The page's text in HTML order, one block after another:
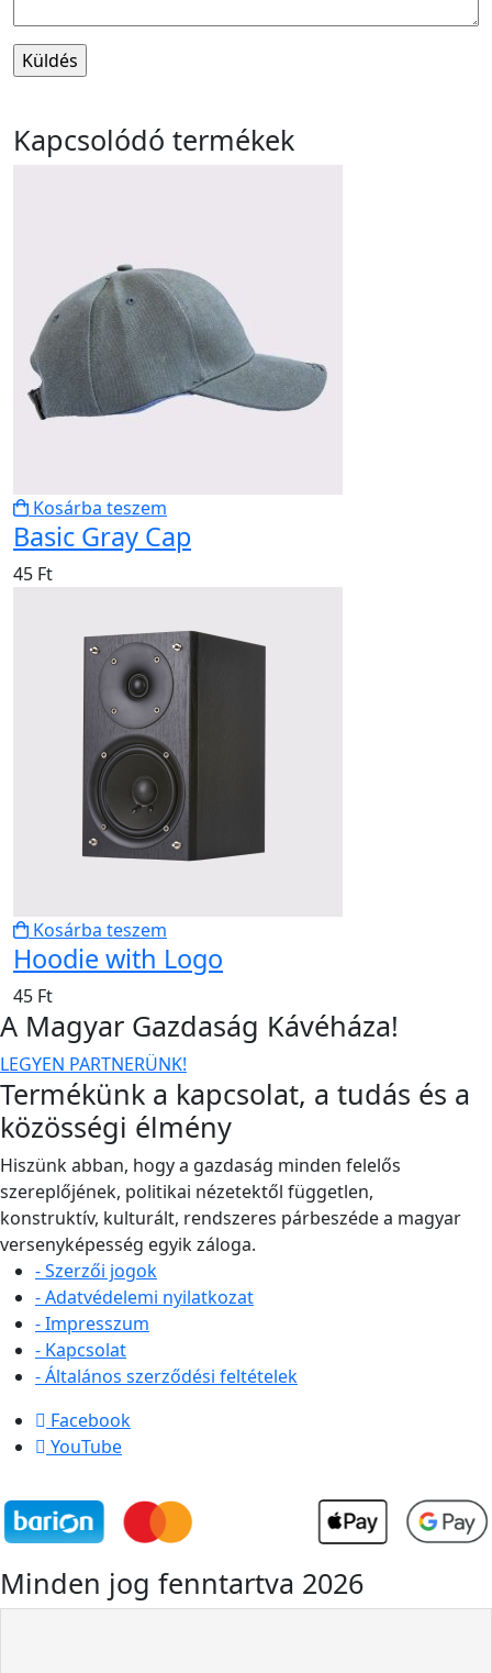
Kapcsolódó termékek
Kosárba teszem
Basic Gray Cap
45 Ft
Kosárba teszem
Hoodie with Logo
45 Ft
A Magyar Gazdaság Kávéháza!
LEGYEN PARTNERÜNK!
Termékünk a kapcsolat, a tudás és a
közösségi élmény
Hiszünk abban, hogy a gazdaság minden felelős
szereplőjének, politikai nézetektől független,
konstruktív, kulturált, rendszeres párbeszéde a magyar
versenyképesség egyik záloga.
- Szerzői jogok
- Adatvédelemi nyilatkozat
- Impresszum
- Kapcsolat
- Általános szerződési feltételek
Facebook
YouTube
Minden jog fenntartva 2026